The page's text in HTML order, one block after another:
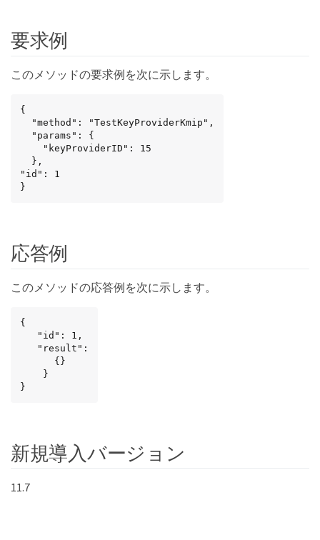
要求例
このメソッドの要求例を次に示します。
{
"id": 1
}
応答例
このメソッドの応答例を次に示します。
{
}
新規導入バージョン
11.7